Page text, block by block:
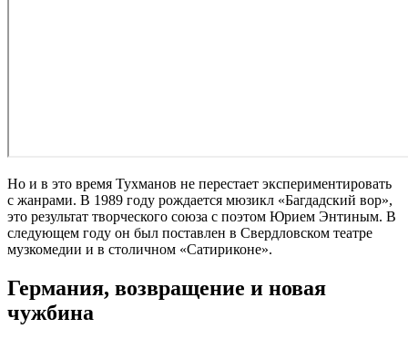
Но и в это время Тухманов не перестает экспериментировать
с жанрами. В 1989 году рождается мюзикл «Багдадский вор»,
это результат творческого союза с поэтом Юрием Энтиным. В
следующем году он был поставлен в Свердловском театре
музкомедии и в столичном «Сатириконе».
Германия, возвращение и новая
чужбина